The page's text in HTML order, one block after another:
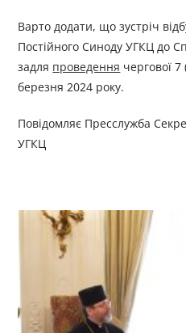
Варто додати, що зустріч
Постійного Синоду УГКЦ до
задля проведення чергової 7
березня 2024 року.
Повідомляє Пресслужба
УГКЦ